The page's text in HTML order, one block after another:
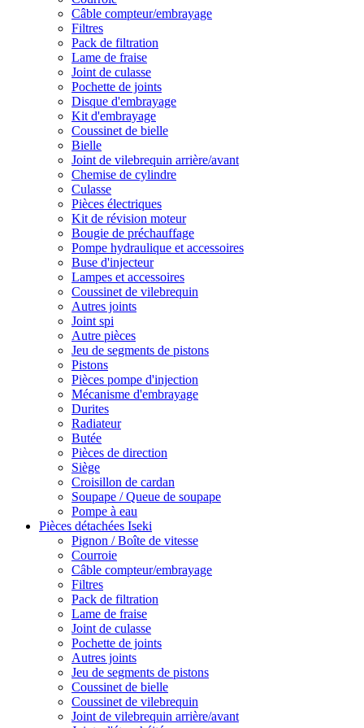
Câble compteur/embrayage
Filtres
Pack de filtration
Lame de fraise
Joint de culasse
Pochette de joints
Disque d'embrayage
Kit d'embrayage
Coussinet de bielle
Bielle
Joint de vilebrequin arrière/avant
Chemise de cylindre
Culasse
Pièces électriques
Kit de révision moteur
Bougie de préchauffage
Pompe hydraulique et accessoires
Buse d'injecteur
Lampes et accessoires
Coussinet de vilebrequin
Autres joints
Joint spi
Autre pièces
Jeu de segments de pistons
Pistons
Pièces pompe d'injection
Mécanisme d'embrayage
Durites
Radiateur
Butée
Pièces de direction
Siège
Croisillon de cardan
Soupape / Queue de soupape
Pompe à eau
Pièces détachées Iseki
Pignon / Boîte de vitesse
Courroie
Câble compteur/embrayage
Filtres
Pack de filtration
Lame de fraise
Joint de culasse
Pochette de joints
Autres joints
Jeu de segments de pistons
Coussinet de bielle
Coussinet de vilebrequin
Joint de vilebrequin arrière/avant